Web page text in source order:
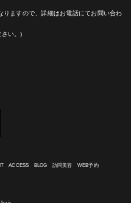
ますので、詳細はお電話にてお問い合わ
い。)
ACCESS BLOG 訪問美容 WEB予約